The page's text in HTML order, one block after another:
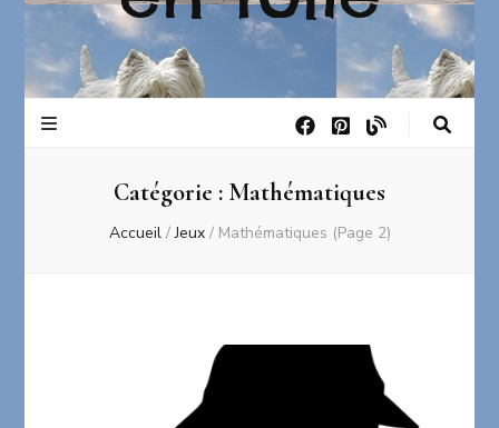
Catégorie : Mathématiques
Accueil / Jeux / Mathématiques (Page 2)